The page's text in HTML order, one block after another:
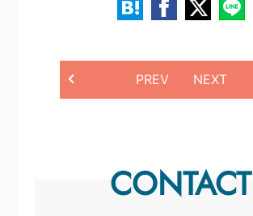
PREV NEXT
CONTACT